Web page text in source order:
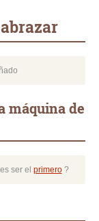
máquina de
ser el primero?